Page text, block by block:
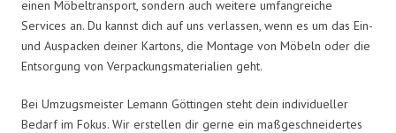
einen Möbeltransport, sondern auch weitere umfangreiche
Services an. Du kannst dich auf uns verlassen, wenn es um das Ein-
und Auspacken deiner Kartons, die Montage von Möbeln oder die
Entsorgung von Verpackungsmaterialien geht.
Bei Umzugsmeister Lemann Göttingen steht dein individueller
Bedarf im Fokus. Wir erstellen dir gerne ein maßgeschneidertes